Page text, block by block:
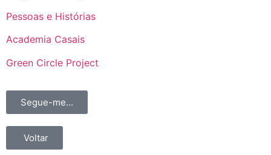
Pessoas e Histórias
Academia Casais
Green Circle Project
Segue-me...
Voltar